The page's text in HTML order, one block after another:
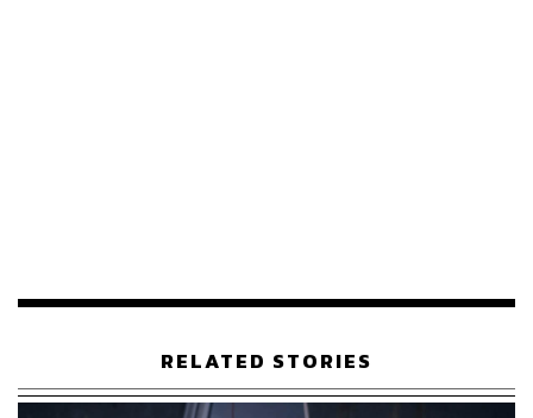
หลังจากที่ได้ขึ้นแสดงในเวที Coachella พร้อมกับการหม่ำ
ข้าวเหนียวมะม่วงบนเวที
RELATED STORIES